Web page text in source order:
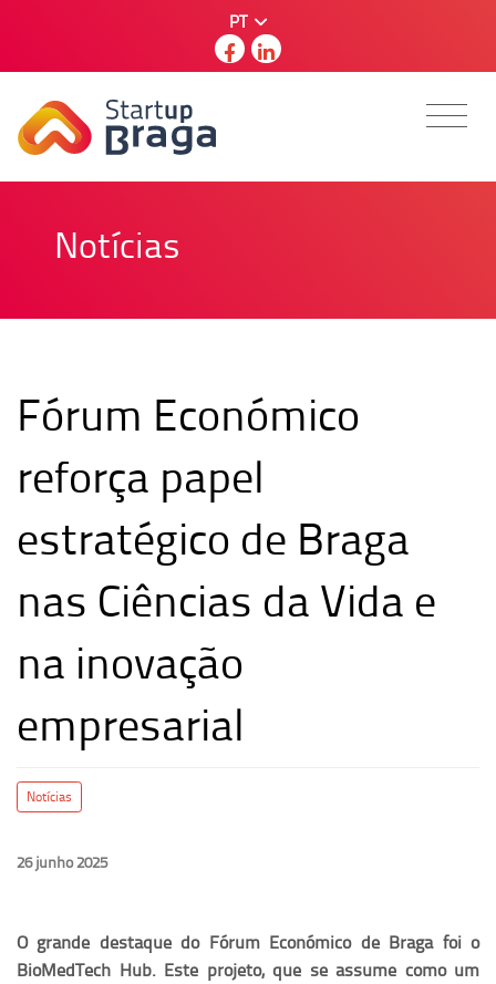
PT
Notícias
Fórum Económico
reforça papel
estratégico de Braga
nas Ciências da Vida e
na inovação
empresarial
Notícias
26 junho 2025
O grande destaque do Fórum Económico de Braga foi o
BioMedTech Hub. Este projeto, que se assume como um